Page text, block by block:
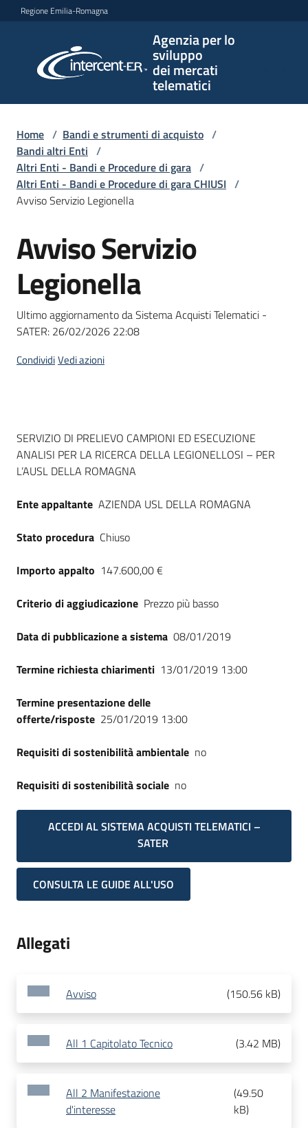
Vai al contenuto
Vai alla navigazione
Vai al footer
Regione Emilia-Romagna
Agenzia per lo
sviluppo
dei mercati
telematici
per lo
sviluppo
telematici
L'Agenzia
Bandi
strumenti
acquisto
telematiche
English
site
su
Home / Bandi e strumenti di acquisto /
Bandi altri Enti /
Altri Enti - Bandi e Procedure di gara /
Altri Enti - Bandi e Procedure di gara CHIUSI /
Avviso Servizio Legionella
Salta al contenuto
Avviso Servizio
Legionella
Ultimo aggiornamento da Sistema Acquisti Telematici -
SATER: 26/02/2026 22:08
CondividiVedi azioni
Dati del bando
SERVIZIO DI PRELIEVO CAMPIONI ED ESECUZIONE
ANALISI PER LA RICERCA DELLA LEGIONELLOSI – PER
L’AUSL DELLA ROMAGNA
Ente appaltante AZIENDA USL DELLA ROMAGNA
Stato procedura Chiuso
Importo appalto 147.600,00 €
Criterio di aggiudicazione Prezzo più basso
Data di pubblicazione a sistema 08/01/2019
Termine richiesta chiarimenti 13/01/2019 13:00
Termine presentazione delle
offerte/risposte 25/01/2019 13:00
Requisiti di sostenibilità ambientale no
Requisiti di sostenibilità sociale no
ACCEDI AL SISTEMA ACQUISTI TELEMATICI –
SATER
CONSULTA LE GUIDE ALL'USO
Allegati
Avviso (150.56 kB)
All 1 Capitolato Tecnico (3.42 MB)
All 2 Manifestazione
d'interesse
(49.50
kB)